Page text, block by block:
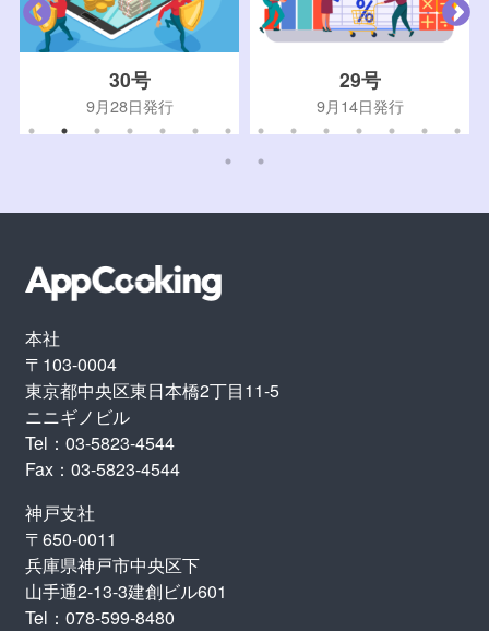
30号
9月28日発行
29号
9月14日発行
本社
〒103-0004
東京都中央区東日本橋2丁目11-5
ニニギノビル
Tel：03-5823-4544
Fax：03-5823-4544
神戸支社
〒650-0011
兵庫県神戸市中央区下
山手通2-13-3建創ビル601
Tel：078-599-8480